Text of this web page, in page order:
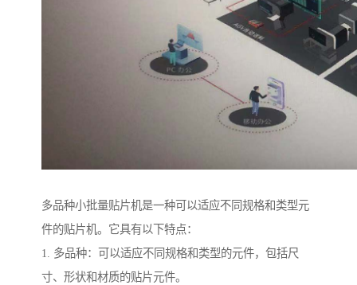
多品种小批量贴片机是一种可以适应不同规格和类型元
件的贴片机。它具有以下特点：
1. 多品种：可以适应不同规格和类型的元件，包括尺
寸、形状和材质的贴片元件。